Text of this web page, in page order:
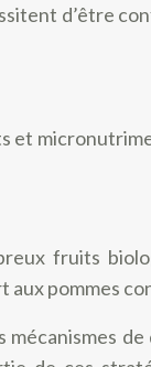
d’être
et
fruits
aux pommes